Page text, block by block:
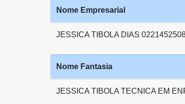
Nome Empresarial
JESSICA TIBOLA DIAS
Nome Fantasia
JESSICA TIBOLA TECNICA EM